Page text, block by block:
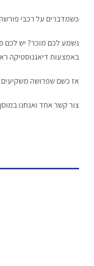
כשמדברים על רכבי
נשמע לכם מוכר? יש לכם
באמצעות דיאגנוסטיקה
אז כשם שפרושה משקיעים
צור קשר אחד ואנחנו